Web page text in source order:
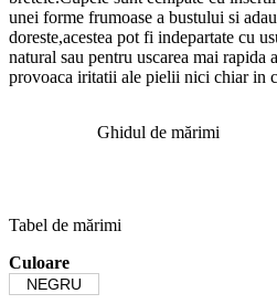
unei forme frumoase a bustului si
doreste,acestea pot fi indepartate cu
natural sau pentru uscarea mai rapida
provoaca iritatii ale pielii nici chiar in
Ghidul de mărimi
Tabel de mărimi
Culoare
NEGRU